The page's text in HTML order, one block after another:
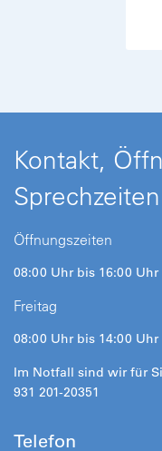
Kontakt,
Sprechzeiten
Öffnungszeiten
08:00 Uhr bis 16:00 Uhr
Freitag
08:00 Uhr bis 14:00 Uhr
Im Notfall sind wir für
931 201-20351
Telefon